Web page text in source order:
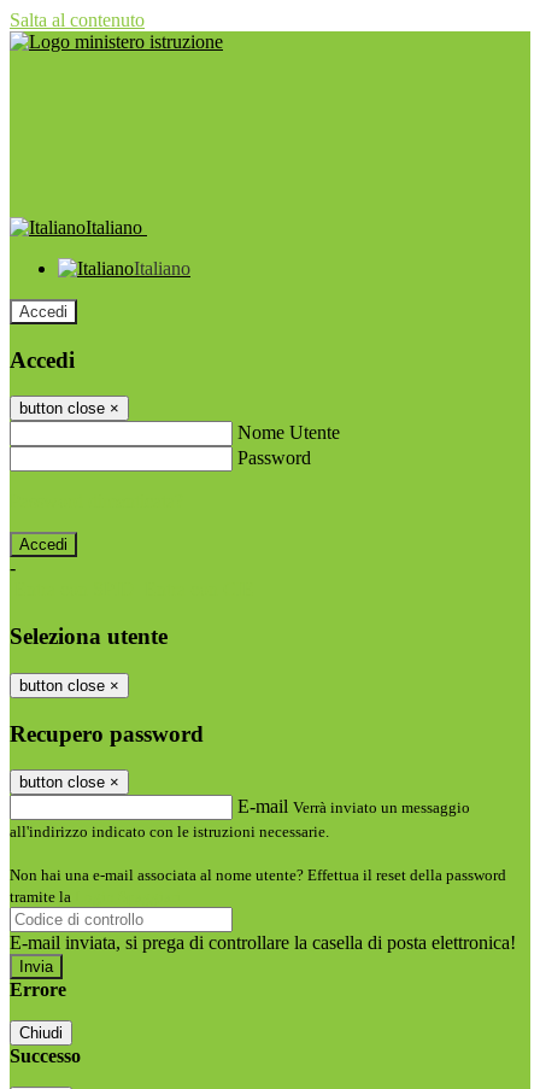
Salta al contenuto
Italiano
Italiano
Accedi
Accedi
button close ×
Nome Utente
Password
-
Seleziona utente
button close ×
Recupero password
button close ×
E-mail Verrà inviato un messaggio
all'indirizzo indicato con le istruzioni necessarie.
Non hai una e-mail associata al nome utente? Effettua il reset della password
tramite la
E-mail inviata, si prega di controllare la casella di posta elettronica!
Errore
Chiudi
Successo